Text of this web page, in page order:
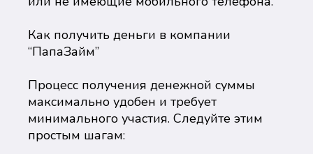
Как получить деньги в компании
“ПапаЗайм”
Процесс получения денежной суммы
максимально удобен и требует
минимального участия. Следуйте этим
простым шагам: